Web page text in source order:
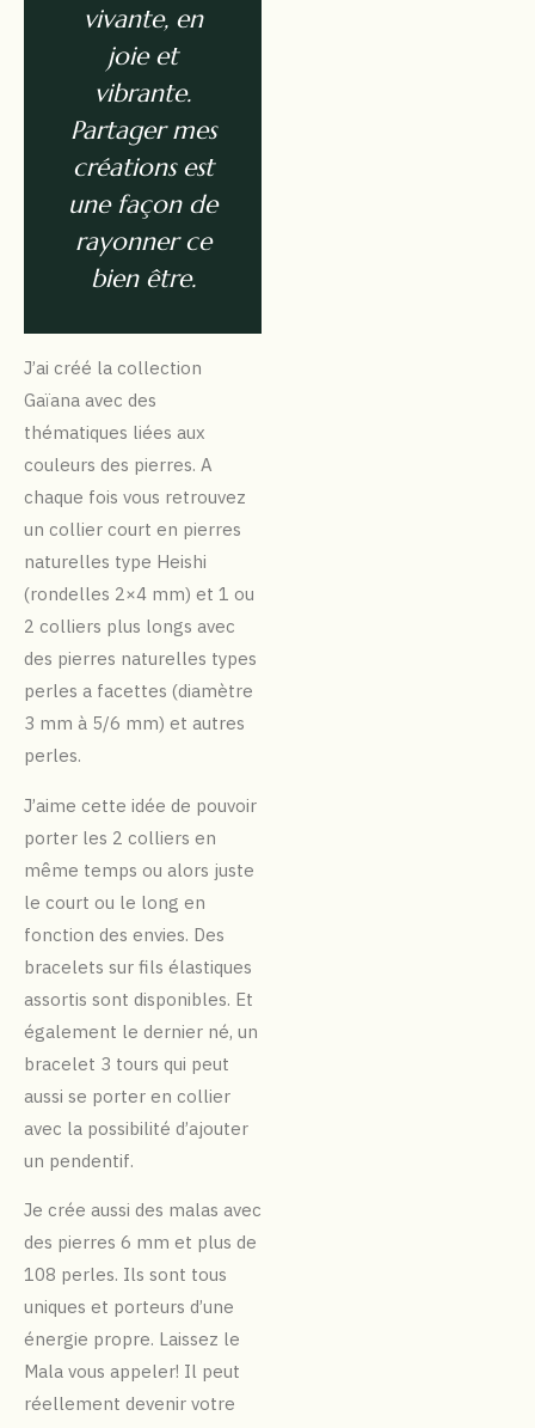
vivante, en
joie et
vibrante.
Partager mes
créations est
une façon de
rayonner ce
bien être.
J’ai créé la collection
Gaïana avec des
thématiques liées aux
couleurs des pierres. A
chaque fois vous retrouvez
un collier court en pierres
naturelles type Heishi
(rondelles 2×4 mm) et 1 ou
2 colliers plus longs avec
des pierres naturelles types
perles a facettes (diamètre
3 mm à 5/6 mm) et autres
perles.
J’aime cette idée de pouvoir
porter les 2 colliers en
même temps ou alors juste
le court ou le long en
fonction des envies. Des
bracelets sur fils élastiques
assortis sont disponibles. Et
également le dernier né, un
bracelet 3 tours qui peut
aussi se porter en collier
avec la possibilité d’ajouter
un pendentif.
Je crée aussi des malas avec
des pierres 6 mm et plus de
108 perles. Ils sont tous
uniques et porteurs d’une
énergie propre. Laissez le
Mala vous appeler! Il peut
réellement devenir votre